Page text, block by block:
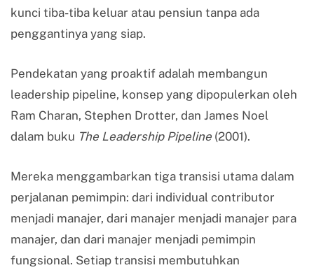
kunci tiba-tiba keluar atau pensiun tanpa ada
penggantinya yang siap.
Pendekatan yang proaktif adalah membangun
leadership pipeline, konsep yang dipopulerkan oleh
Ram Charan, Stephen Drotter, dan James Noel
dalam buku The Leadership Pipeline (2001).
Mereka menggambarkan tiga transisi utama dalam
perjalanan pemimpin: dari individual contributor
menjadi manajer, dari manajer menjadi manajer para
manajer, dan dari manajer menjadi pemimpin
fungsional. Setiap transisi membutuhkan